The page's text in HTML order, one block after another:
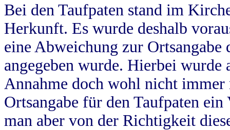
Bei den Taufpaten stand im
Herkunft. Es wurde deshalb
eine Abweichung zur
angegeben wurde. Hierbei wurde
Annahme doch wohl nicht
Ortsangabe für den Taufpaten
man aber von der Richtigkeit